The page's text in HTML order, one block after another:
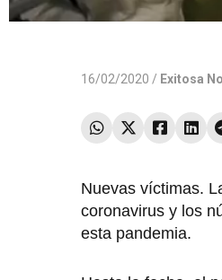
16/02/2020 / Exitosa
Nuevas víctimas.
coronavirus y los
esta pandemia.